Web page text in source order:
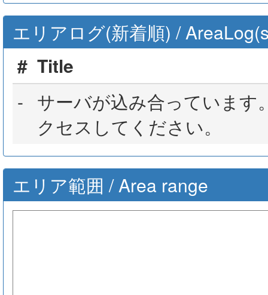
エリアログ(新着順) /
# Title
- サーバが込み合っていま
クセスしてください。
エリア範囲 / Area range